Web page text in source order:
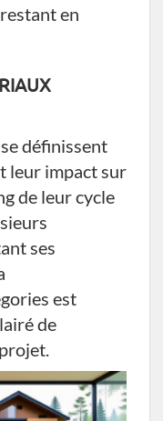
en
définissent
leur impact sur
de leur cycle
ses
est
de